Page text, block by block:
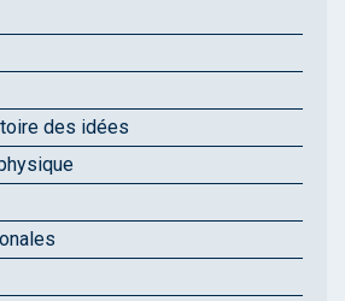
des idées